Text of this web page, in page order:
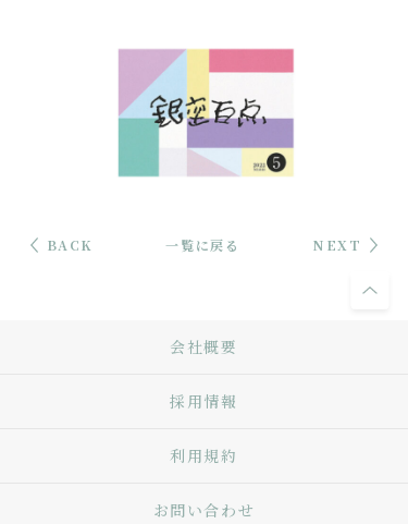
BACK 一覧に戻る NEXT
会社概要
採用情報
利用規約
お問い合わせ